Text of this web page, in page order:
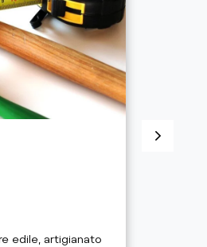
edile, artigianato